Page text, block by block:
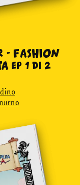
- FASHION
ep 1 di 2